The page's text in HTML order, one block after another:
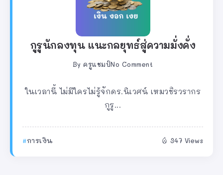
กูรูนักลงทุน แนะกลยุทธ์สู่ความมั่งคั่ง
By ครูแชมป์No Comment
ในเวลานี้ ไม่มีใครไม่รู้จักดร.นิเวศน์ เหมวชิรวรากร
กูรู...
การเงิน 347 Views